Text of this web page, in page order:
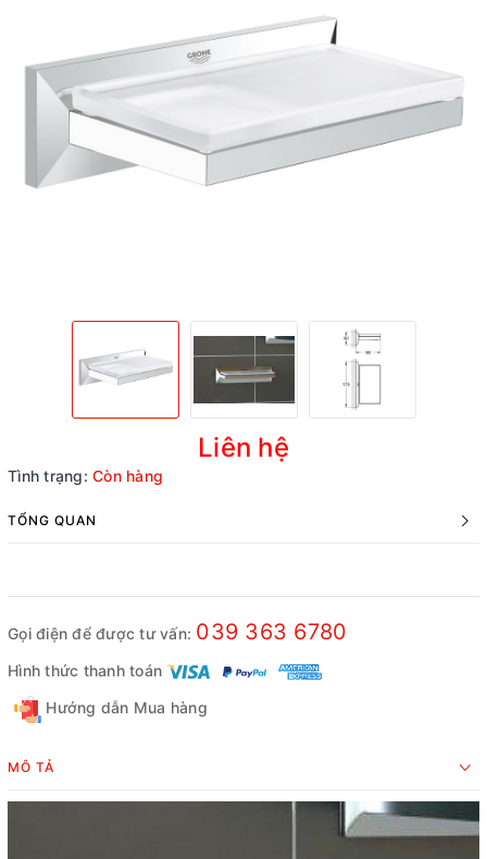
Liên hệ
Tình trạng: Còn hàng
TỔNG QUAN
Gọi điện để được tư vấn: 039 363 6780
Hình thức thanh toán
Hướng dẫn Mua hàng
MÔ TẢ